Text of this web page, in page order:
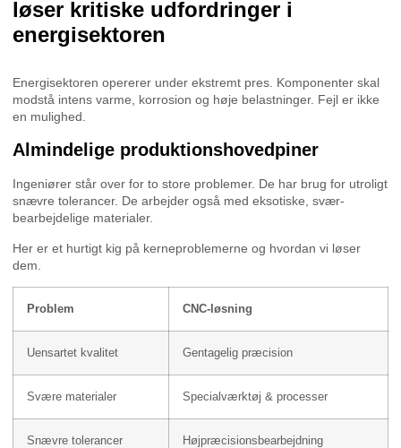
løser kritiske udfordringer i
energisektoren
Energisektoren opererer under ekstremt pres. Komponenter skal
modstå intens varme, korrosion og høje belastninger. Fejl er ikke
en mulighed.
Almindelige produktionshovedpiner
Ingeniører står over for to store problemer. De har brug for utroligt
snævre tolerancer. De arbejder også med eksotiske, svær-
bearbejdelige materialer.
Her er et hurtigt kig på kerneproblemerne og hvordan vi løser
dem.
Problem CNC-løsning
Uensartet kvalitet Gentagelig præcision
Svære materialer Specialværktøj & processer
Snævre tolerancer Højpræcisionsbearbejdning